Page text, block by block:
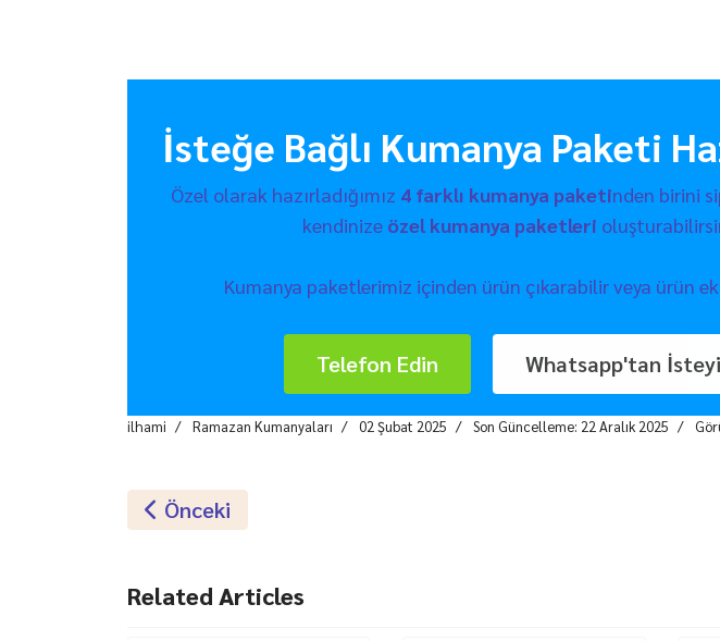
İsteğe Bağlı Kumanya Paketi
Özel olarak hazırladığımız 4 farklı kumanya paketinden birini
kendinize özel kumanya paketleri
Kumanya paketlerimiz içinden ürün çıkarabilir veya ürün
Telefon Edin Whatsapp'tan
ilhami Ramazan Kumanyaları 02 Şubat 2025 Son Güncelleme: 22 Aralık 2025
Önceki Makale: Ramazan Kumanya Paketi - 2
Önceki
Related Articles